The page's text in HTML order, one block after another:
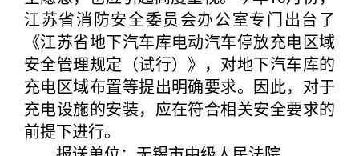
江苏省消防安全委员会办公室专门出台了
《江苏省地下汽车库电动汽车停放充电区域
安全管理规定（试行）》，对地下汽车库的
充电区域布置等提出明确要求。因此，对于
充电设施的安装，应在符合相关安全要求的
前提下进行。